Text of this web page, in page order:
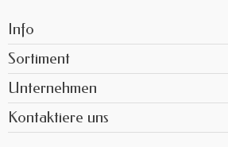
Info
Sortiment
Unternehmen
Kontaktiere uns